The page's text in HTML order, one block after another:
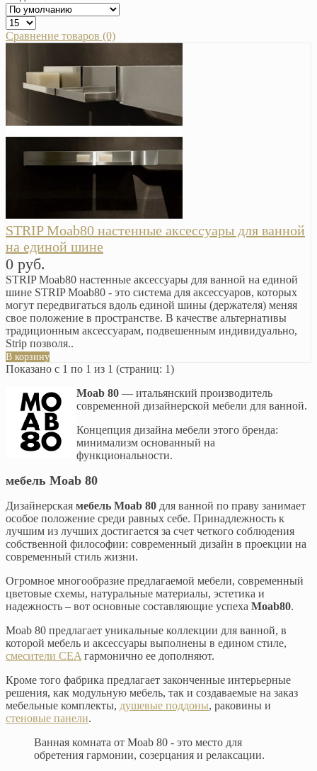
Сравнение товаров (0)
STRIP Moab80 настенные аксессуары для ванной
на единой шине
0 руб.
STRIP Moab80 настенные аксессуары для ванной на единой
шине STRIP Moab80 - это система для аксессуаров, которых
могут передвигаться вдоль единой шины (держателя) меняя
свое положение в пространстве. В качестве альтернативы
традиционным аксессуарам, подвешенным индивидуально,
Strip позволя..
В корзину
Показано с 1 по 1 из 1 (страниц: 1)
Moab 80 — итальянский производитель
современной дизайнерской мебели для ванной.
Концепция дизайна мебели этого бренда:
минимализм основанный на
функциональности.
мебель Moab 80
Дизайнерская мебель Moab 80 для ванной по праву занимает
особое положение среди равных себе. Принадлежность к
лучшим из лучших достигается за счет четкого соблюдения
собственной философии: современный дизайн в проекции на
современный стиль жизни.
Огромное многообразие предлагаемой мебели, современный
цветовые схемы, натуральные материалы, эстетика и
надежность – вот основные составляющие успеха Moab80.
Moab 80 предлагает уникальные коллекции для ванной, в
которой мебель и аксессуары выполнены в едином стиле,
смесители CEA гармонично ее дополняют.
Кроме того фабрика предлагает законченные интерьерные
решения, как модульную мебель, так и создаваемые на заказ
мебельные комплекты, душевые поддоны, раковины и
стеновые панели.
Ванная комната от Moab 80 - это место для
обретения гармонии, созерцания и релаксации.